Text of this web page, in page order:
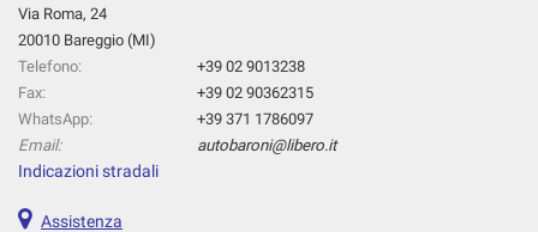
Via Roma, 24
20010 Bareggio (MI)
Telefono:
+39 02 9013238
Fax:
+39 02 90362315
WhatsApp:
+39 371 1786097
Email:
autobaroni@libero.it
Indicazioni stradali
Assistenza